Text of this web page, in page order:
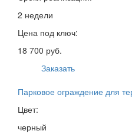
2 недели
Цена под ключ:
18 700 руб.
Заказать
Парковое ограждение для
Цвет:
черный